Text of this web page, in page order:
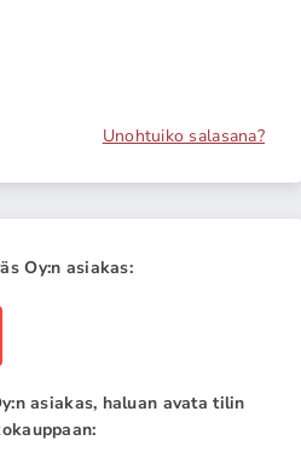
Unohtuiko salasana?
Oy:n asiakas:
asiakas, haluan avata tilin